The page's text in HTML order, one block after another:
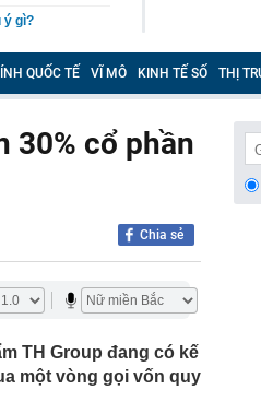
ý gì?
Việt đo chân
Bảo Tín Mạnh
vốn nhà nước
bạc' sắp tới
nguy hiểm
thế giới tiếp
thăng hạng
QUỐC TẾ VĨ MÔ KINH TẾ SỐ THỊ
30% cổ phần
Chia sẻ
TH Group đang có kế
một vòng gọi vốn quy